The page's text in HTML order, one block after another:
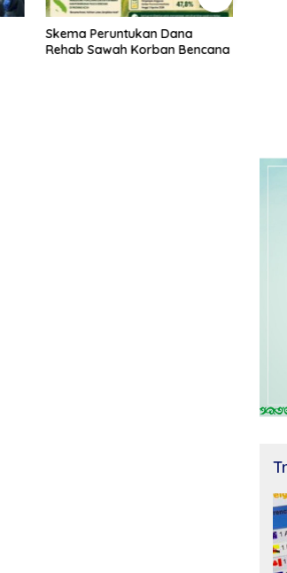
Skema Peruntukan Dana
Rehab Sawah Korban Bencana